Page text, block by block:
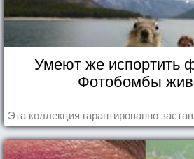
Умеют же испортить
Фотобомбы
Эта коллекция гарантированно